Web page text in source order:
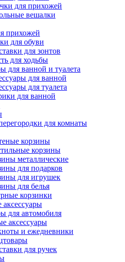
для прихожей
вешалки
прихожей
для обуви
для зонтов
для ходьбы
для ванной и туалета
для ванной
для туалета
для ванной
для комнаты
корзины
корзины
металлические
для подарков
для игрушек
для белья
корзинки
для автомобиля
аксессуары
и ежедневники
для ручек